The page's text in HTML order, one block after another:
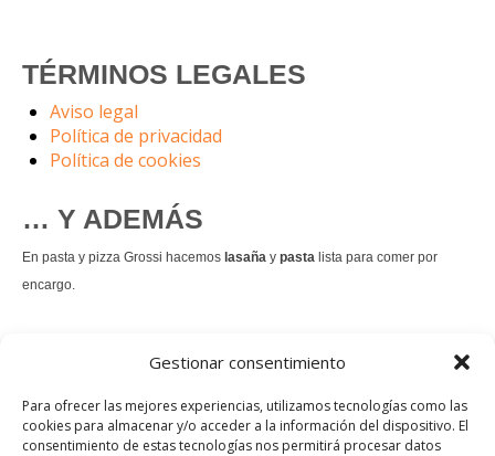
Gestionar consentimiento
Para ofrecer las mejores experiencias, utilizamos tecnologías como las
cookies para almacenar y/o acceder a la información del dispositivo. El
consentimiento de estas tecnologías nos permitirá procesar datos
TÉRMINOS LEGALES
Aviso legal
Política de privacidad
Política de cookies
… Y ADEMÁS
En pasta y pizza Grossi hacemos lasaña y pasta lista para comer por
encargo.
es un permanente.